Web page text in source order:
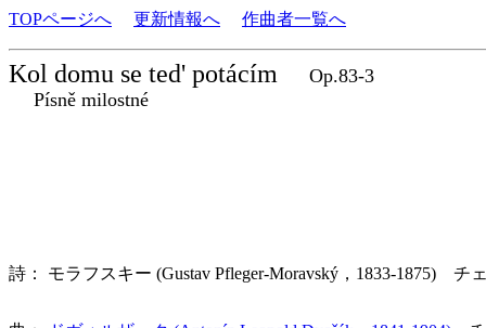
TOPページへ 更新情報へ 作曲者一覧へ
Kol domu se ted' potácím
Op.83-3
Písně milostné
詩： モラフスキー (Gustav Pfleger-Moravský，1833-1875) チ